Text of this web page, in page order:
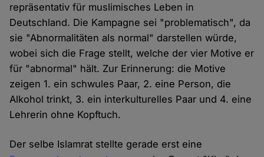
repräsentativ für muslimisches Leben in
Deutschland. Die Kampagne sei "problematisch", da
sie "Abnormalitäten als normal" darstellen würde,
wobei sich die Frage stellt, welche der vier Motive er
für "abnormal" hält. Zur Erinnerung: die Motive
zeigen 1. ein schwules Paar, 2. eine Person, die
Alkohol trinkt, 3. ein interkulturelles Paar und 4. eine
Lehrerin ohne Kopftuch.
Der selbe Islamrat stellte gerade erst eine